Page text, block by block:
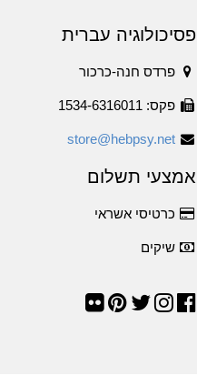
פסיכולוגיה עברית
פרדס חנה-כרכור
פקס: 1534-6316011
store@hebpsy.net
אמצעי תשלום
כרטיסי אשראי
שיקים